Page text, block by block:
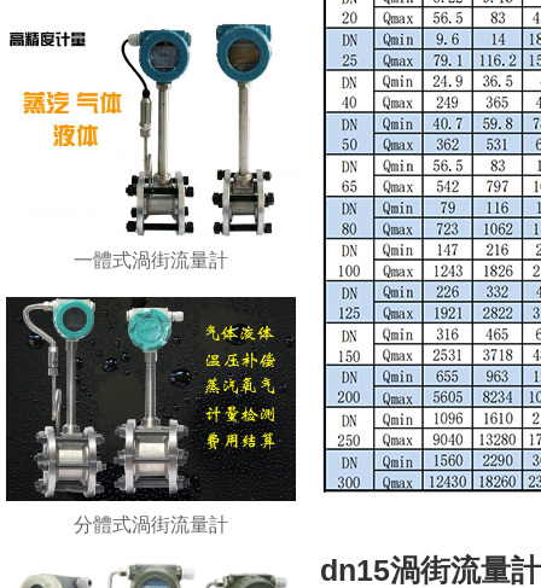
一體式渦街流量計
分體式渦街流量計
dn15渦街流量